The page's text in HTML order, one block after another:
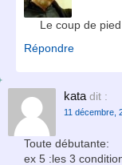
Le coup de
Répondre
kata dit :
11 décembre,
Toute débutante:
ex 5 :les 3